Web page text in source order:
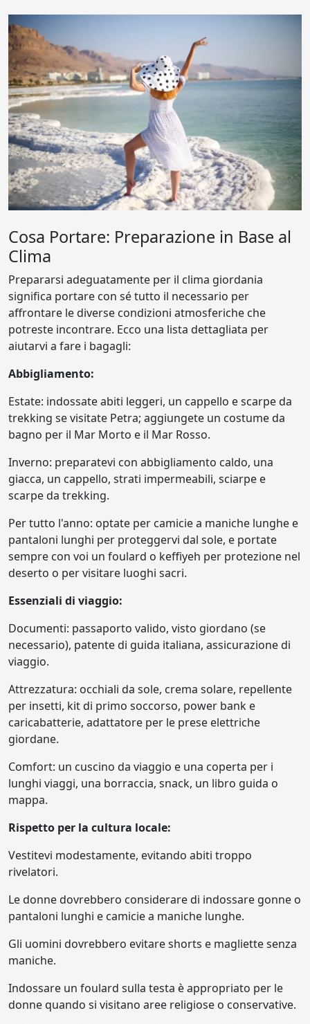
Cosa Portare: Preparazione in Base al
Clima
Prepararsi adeguatamente per il clima giordania
significa portare con sé tutto il necessario per
affrontare le diverse condizioni atmosferiche che
potreste incontrare. Ecco una lista dettagliata per
aiutarvi a fare i bagagli:
Abbigliamento:
Estate: indossate abiti leggeri, un cappello e scarpe da
trekking se visitate Petra; aggiungete un costume da
bagno per il Mar Morto e il Mar Rosso.
Inverno: preparatevi con abbigliamento caldo, una
giacca, un cappello, strati impermeabili, sciarpe e
scarpe da trekking.
Per tutto l'anno: optate per camicie a maniche lunghe e
pantaloni lunghi per proteggervi dal sole, e portate
sempre con voi un foulard o keffiyeh per protezione nel
deserto o per visitare luoghi sacri.
Essenziali di viaggio:
Documenti: passaporto valido, visto giordano (se
necessario), patente di guida italiana, assicurazione di
viaggio.
Attrezzatura: occhiali da sole, crema solare, repellente
per insetti, kit di primo soccorso, power bank e
caricabatterie, adattatore per le prese elettriche
giordane.
Comfort: un cuscino da viaggio e una coperta per i
lunghi viaggi, una borraccia, snack, un libro guida o
mappa.
Rispetto per la cultura locale:
Vestitevi modestamente, evitando abiti troppo
rivelatori.
Le donne dovrebbero considerare di indossare gonne o
pantaloni lunghi e camicie a maniche lunghe.
Gli uomini dovrebbero evitare shorts e magliette senza
maniche.
Indossare un foulard sulla testa è appropriato per le
donne quando si visitano aree religiose o conservative.